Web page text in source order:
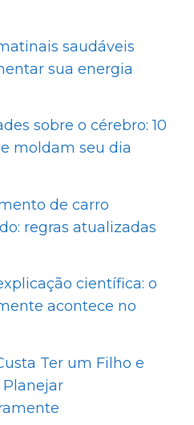
saudáveis
sua energia
sobre o cérebro: 10
moldam seu dia
de carro
regras atualizadas
científica: o
acontece no
Ter um Filho e
Planejar